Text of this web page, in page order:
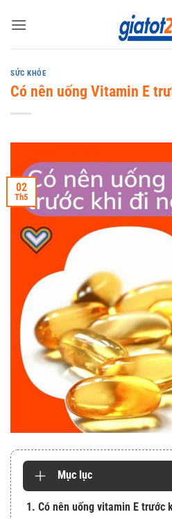
qua
SỨC KHỎE
Có nên uống Vitamin E
02
Th5
Mục lục
1. Có nên uống vitamin E trước